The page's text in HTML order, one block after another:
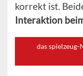
korrekt ist.
Interaktion
das